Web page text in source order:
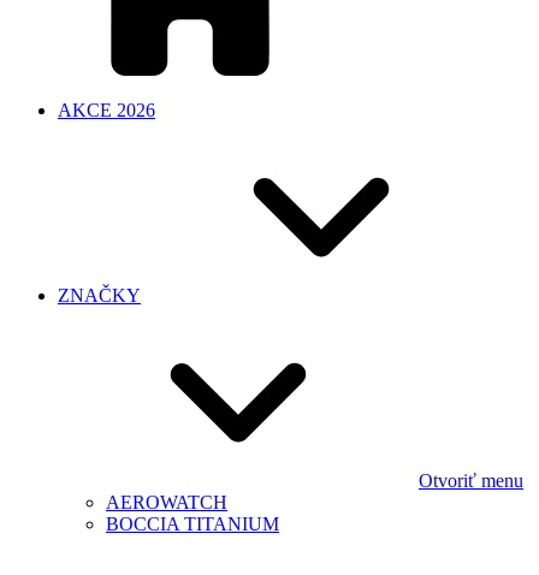
AKCE 2026
ZNAČKY
Otvoriť menu
AEROWATCH
BOCCIA TITANIUM